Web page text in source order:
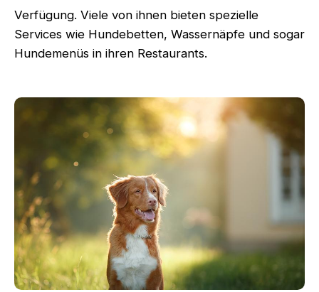
Verfügung. Viele von ihnen bieten spezielle
Services wie Hundebetten, Wassernäpfe und sogar
Hundemenüs in ihren Restaurants.